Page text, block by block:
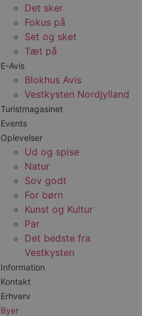
Det sker
Fokus på
Set og sket
Tæt på
E-Avis
Blokhus Avis
Vestkysten Nordjylland
Turistmagasinet
Events
Oplevelser
Ud og spise
Natur
Sov godt
For børn
Kunst og Kultur
Par
Det bedste fra
Vestkysten
Information
Kontakt
Erhverv
Byer